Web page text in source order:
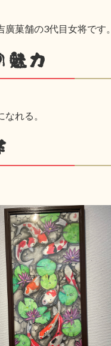
廣菓舗の3代目女将です。
魅力
れる。